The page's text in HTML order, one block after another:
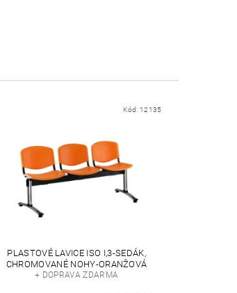
Kód: 12135
PLASTOVÉ LAVICE ISO I,3-SEDÁK,
CHROMOVANÉ NOHY-ORANŽOVÁ
+ DOPRAVA ZDARMA